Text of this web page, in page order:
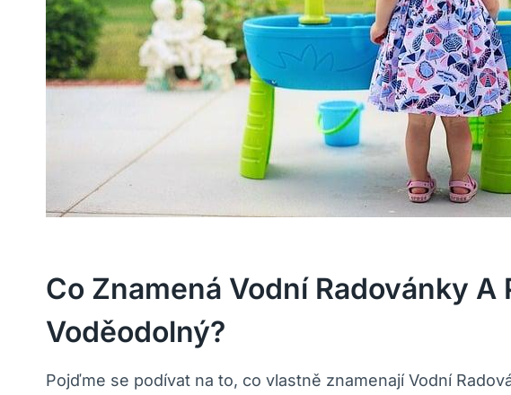
Co Znamená Vodní Radovánky
Voděodolný?
Pojďme se podívat na to, co vlastně znamenají Vodní